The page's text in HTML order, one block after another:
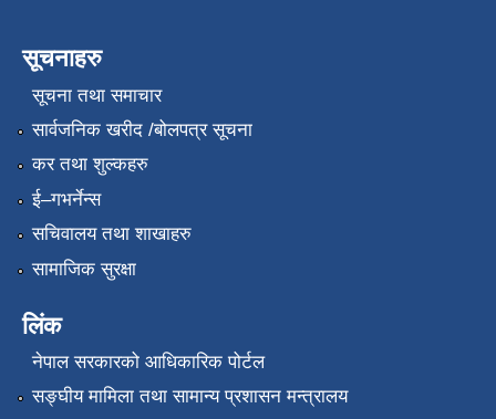
सूचनाहरु
सूचना तथा समाचार
सार्वजनिक खरीद /बोलपत्र सूचना
कर तथा शुल्कहरु
ई–गभर्नेन्स
सचिवालय तथा शाखाहरु
सामाजिक सुरक्षा
लिंक
नेपाल सरकारको आधिकारिक पोर्टल
सङ्‍घीय मामिला तथा सामान्य प्रशासन मन्त्रालय